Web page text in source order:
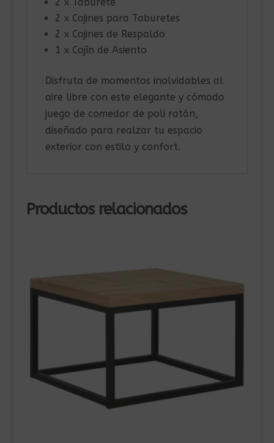
2 x Cojines para Taburetes
2 x Cojines de Respaldo
1 x Cojín de Asiento
Disfruta de momentos inolvidables al
aire libre con este elegante y cómodo
juego de comedor de poli ratán,
diseñado para realzar tu espacio
exterior con estilo y confort.
Productos relacionados